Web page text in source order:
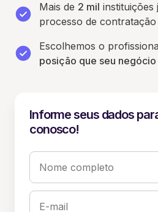
Mais de 2 mil instituições
processo de
Escolhemos o
posição que seu
Informe seus dados
conosco!
Nome completo
E-mail